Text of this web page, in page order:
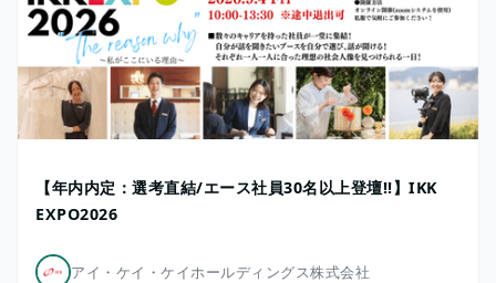
【年内内定：選考直結/エース社員30名以上登壇!!】IKK
EXPO2026
アイ・ケイ・ケイホールディングス株式会社